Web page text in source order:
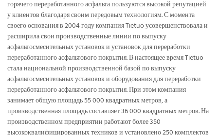
горячего переработанного асфальта пользуются высокой репутацией
у клиентов благодаря своим передовым технологиям. С момента
своего основания в 2004 году компания Tietuo усовершенствовала и
расширила свои производственные линии по выпуску
асфальтосмесительных установок и установок для переработки
переработанного асфальтового покрытия. В настоящее время Tietuo
стала национальной производственной базой по выпуску
асфальтосмесительных установок и оборудования для переработки
переработанного асфальтового покрытия. При этом компания
занимает общую площадь 55 000 квадратных метров, а
производственная площадь составляет 36 000 квадратных метров. На
производственном предприятии работают более 350